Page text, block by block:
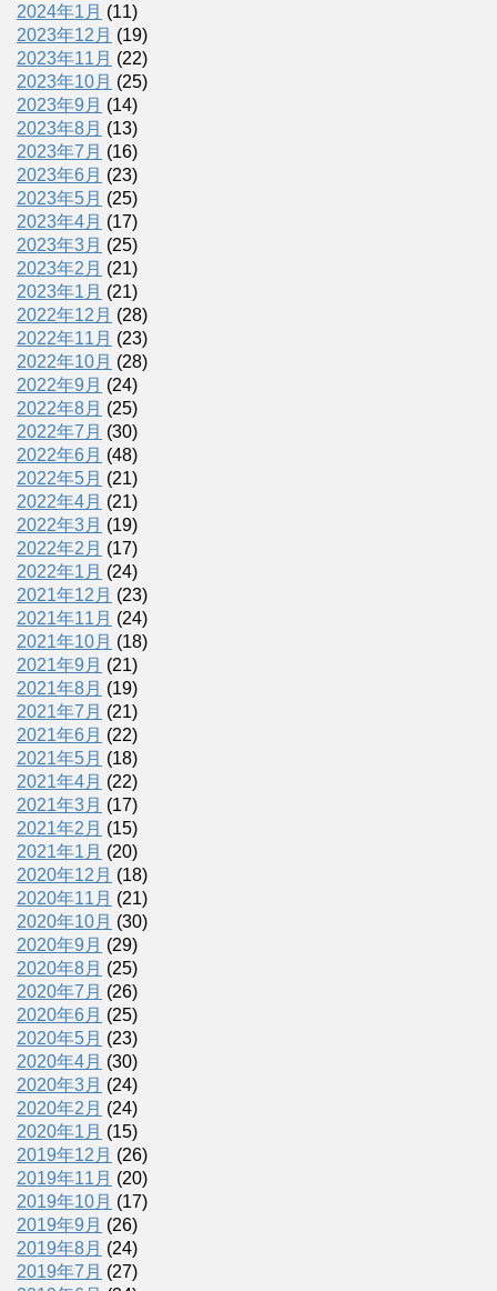
2024年1月 (11)
2023年12月 (19)
2023年11月 (22)
2023年10月 (25)
2023年9月 (14)
2023年8月 (13)
2023年7月 (16)
2023年6月 (23)
2023年5月 (25)
2023年4月 (17)
2023年3月 (25)
2023年2月 (21)
2023年1月 (21)
2022年12月 (28)
2022年11月 (23)
2022年10月 (28)
2022年9月 (24)
2022年8月 (25)
2022年7月 (30)
2022年6月 (48)
2022年5月 (21)
2022年4月 (21)
2022年3月 (19)
2022年2月 (17)
2022年1月 (24)
2021年12月 (23)
2021年11月 (24)
2021年10月 (18)
2021年9月 (21)
2021年8月 (19)
2021年7月 (21)
2021年6月 (22)
2021年5月 (18)
2021年4月 (22)
2021年3月 (17)
2021年2月 (15)
2021年1月 (20)
2020年12月 (18)
2020年11月 (21)
2020年10月 (30)
2020年9月 (29)
2020年8月 (25)
2020年7月 (26)
2020年6月 (25)
2020年5月 (23)
2020年4月 (30)
2020年3月 (24)
2020年2月 (24)
2020年1月 (15)
2019年12月 (26)
2019年11月 (20)
2019年10月 (17)
2019年9月 (26)
2019年8月 (24)
2019年7月 (27)